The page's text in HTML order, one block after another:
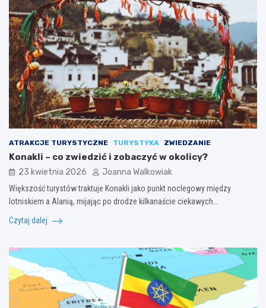
ATRAKCJE TURYSTYCZNE TURYSTYKA ZWIEDZANIE
Konakli – co zwiedzić i zobaczyć w okolicy?
23 kwietnia 2026 Joanna Walkowiak
Większość turystów traktuje Konakli jako punkt noclegowy między
lotniskiem a Alanią, mijając po drodze kilkanaście ciekawych…
Czytaj dalej